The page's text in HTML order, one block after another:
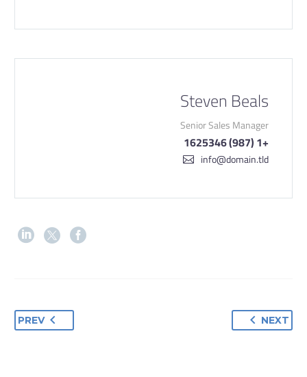
Steven Beals
Senior Sales Manager
+1 (987) 1625346
info@domain.tld
PREV NEXT